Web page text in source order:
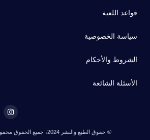
قواعد اللعبة
سياسة الخصوصية
الشروط والأحكام
الأسئلة الشائعة
© حقوق الطبع والنشر 2024، جميع الحقوق محفوظة لـ Fanzword